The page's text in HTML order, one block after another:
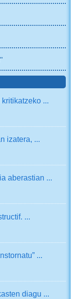
...
izatera, ...
aberastian ...
...
...
diagu ...